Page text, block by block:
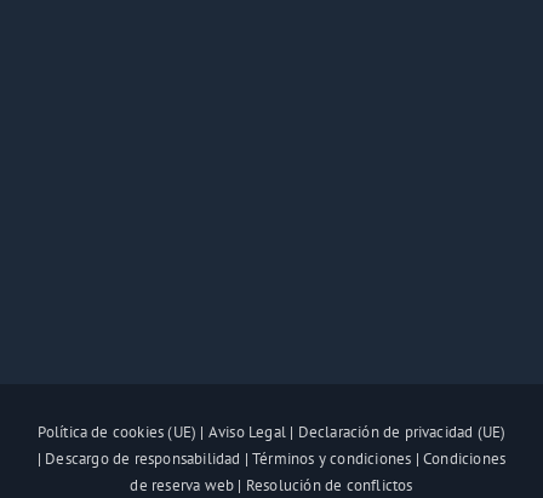
Política de cookies (UE) | Aviso Legal| Declaración de privacidad (UE)
| Descargo de responsabilidad |Términos y condiciones | Condiciones
de reserva web | Resolución de conflictos